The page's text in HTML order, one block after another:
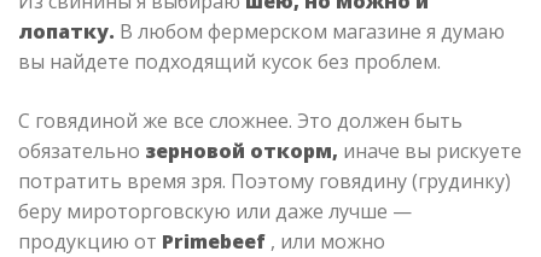
лопатку. В любом фермерском магазине я думаю
вы найдете подходящий кусок без проблем.
С говядиной же все сложнее. Это должен быть
обязательно зерновой откорм, иначе вы рискуете
потратить время зря. Поэтому говядину (грудинку)
беру мироторговскую или даже лучше —
продукцию от Primebeef , или можно